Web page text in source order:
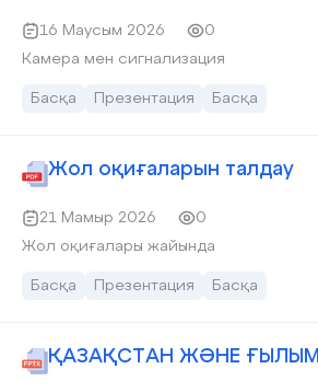
16 Маусым 2026
0
Камера мен сигнализация
Басқа Презентация Басқа
Жол оқиғаларын талдау
21 Мамыр 2026
0
Жол оқиғалары жайында
Басқа Презентация Басқа
ҚАЗАҚСТАН ЖӘНЕ ҒЫЛЫМ